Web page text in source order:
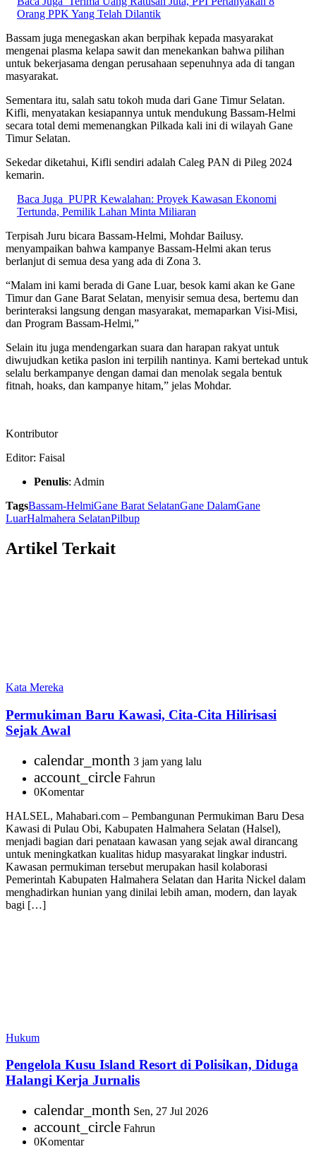
Orang PPK Yang Telah Dilantik
Bassam juga menegaskan akan berpihak kepada masyarakat
mengenai plasma kelapa sawit dan menekankan bahwa pilihan
untuk bekerjasama dengan perusahaan sepenuhnya ada di tangan
masyarakat.
Sementara itu, salah satu tokoh muda dari Gane Timur Selatan.
Kifli, menyatakan kesiapannya untuk mendukung Bassam-Helmi
secara total demi memenangkan Pilkada kali ini di wilayah Gane
Timur Selatan.
Sekedar diketahui, Kifli sendiri adalah Caleg PAN di Pileg 2024
kemarin.
Baca Juga PUPR Kewalahan: Proyek Kawasan Ekonomi
Tertunda, Pemilik Lahan Minta Miliaran
Terpisah Juru bicara Bassam-Helmi, Mohdar Bailusy.
menyampaikan bahwa kampanye Bassam-Helmi akan terus
berlanjut di semua desa yang ada di Zona 3.
“Malam ini kami berada di Gane Luar, besok kami akan ke Gane
Timur dan Gane Barat Selatan, menyisir semua desa, bertemu dan
berinteraksi langsung dengan masyarakat, memaparkan Visi-Misi,
dan Program Bassam-Helmi,”
Selain itu juga mendengarkan suara dan harapan rakyat untuk
diwujudkan ketika paslon ini terpilih nantinya. Kami bertekad untuk
selalu berkampanye dengan damai dan menolak segala bentuk
fitnah, hoaks, dan kampanye hitam,” jelas Mohdar.
Kontributor
Editor: Faisal
Penulis: Admin
TagsBassam-HelmiGane Barat SelatanGane DalamGane
LuarHalmahera SelatanPilbup
Artikel Terkait
Kata Mereka
Permukiman Baru Kawasi, Cita-Cita Hilirisasi
Sejak Awal
calendar_month 3 jam yang lalu
account_circle Fahrun
0Komentar
HALSEL, Mahabari.com – Pembangunan Permukiman Baru Desa
Kawasi di Pulau Obi, Kabupaten Halmahera Selatan (Halsel),
menjadi bagian dari penataan kawasan yang sejak awal dirancang
untuk meningkatkan kualitas hidup masyarakat lingkar industri.
Kawasan permukiman tersebut merupakan hasil kolaborasi
Pemerintah Kabupaten Halmahera Selatan dan Harita Nickel dalam
menghadirkan hunian yang dinilai lebih aman, modern, dan layak
bagi […]
Hukum
Pengelola Kusu Island Resort di Polisikan, Diduga
Halangi Kerja Jurnalis
calendar_month Sen, 27 Jul 2026
account_circle Fahrun
0Komentar